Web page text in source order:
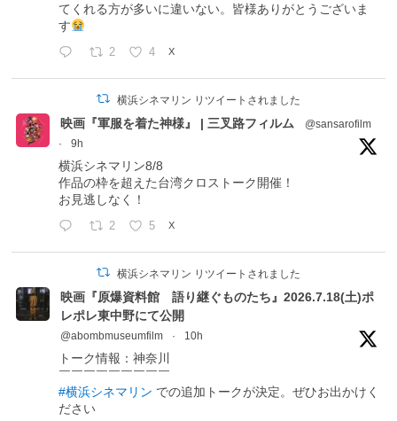
てくれる方が多いに違いない。皆様ありがとうございま
す
2 4 X
横浜シネマリン リツイートされました
映画『軍服を着た神様』 | 三叉路フィルム
@sansarofilm
·
9h
横浜シネマリン8/8
作品の枠を超えた台湾クロストーク開催！
お見逃しなく！
2 5 X
横浜シネマリン リツイートされました
映画『原爆資料館 語り継ぐものたち』2026.7.18(土)ポ
レポレ東中野にて公開
@abombmuseumfilm · 10h
トーク情報：神奈川
￣￣￣￣￣￣￣￣￣
#横浜シネマリン での追加トークが決定。ぜひお出かけく
ださい